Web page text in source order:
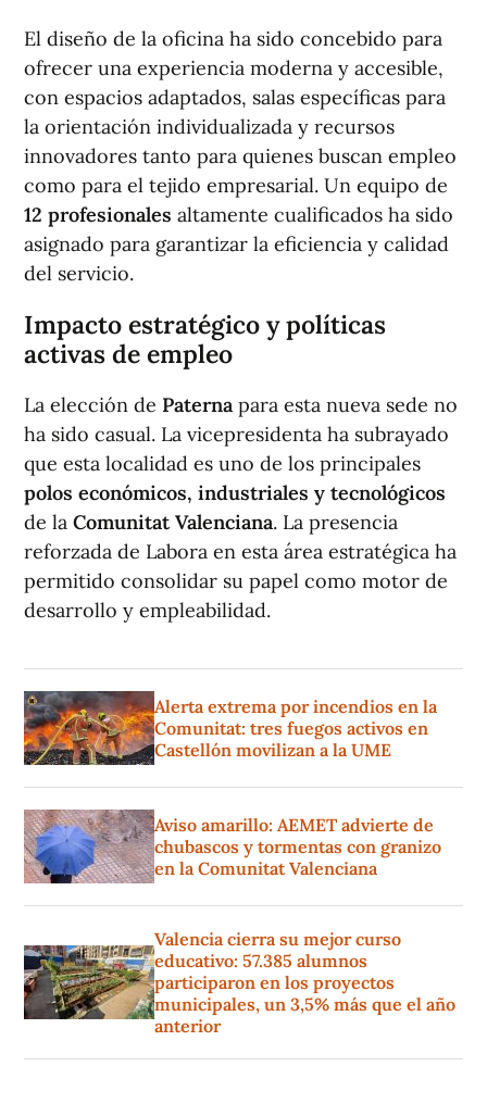
El diseño de la oficina ha sido concebido para
ofrecer una experiencia moderna y accesible,
con espacios adaptados, salas específicas para
la orientación individualizada y recursos
innovadores tanto para quienes buscan empleo
como para el tejido empresarial. Un equipo de
12 profesionales altamente cualificados ha sido
asignado para garantizar la eficiencia y calidad
del servicio.
Impacto estratégico y políticas
activas de empleo
La elección de Paterna para esta nueva sede no
ha sido casual. La vicepresidenta ha subrayado
que esta localidad es uno de los principales
polos económicos, industriales y tecnológicos
de la Comunitat Valenciana. La presencia
reforzada de Labora en esta área estratégica ha
permitido consolidar su papel como motor de
desarrollo y empleabilidad.
Alerta extrema por incendios en la
Comunitat: tres fuegos activos en
Castellón movilizan a la UME
Aviso amarillo: AEMET advierte de
chubascos y tormentas con granizo
en la Comunitat Valenciana
Valencia cierra su mejor curso
educativo: 57.385 alumnos
participaron en los proyectos
municipales, un 3,5% más que el año
anterior